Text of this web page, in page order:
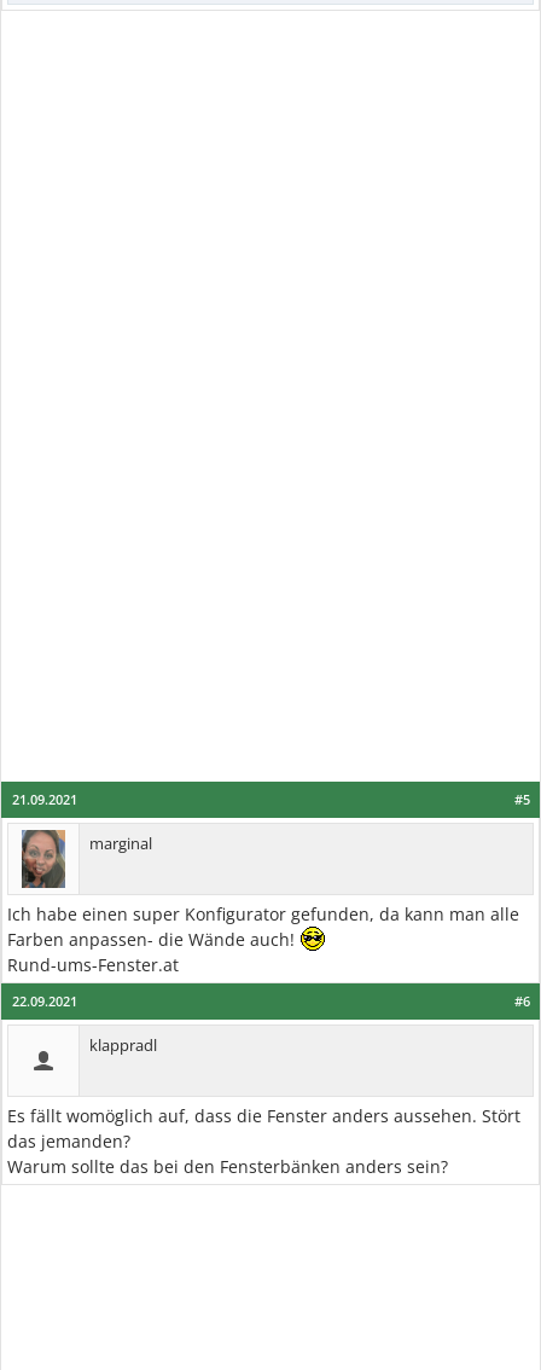
#5
21.09.2021
marginal
Ich habe einen super Konfigurator gefunden, da kann man alle
Farben anpassen- die Wände auch!
Rund-ums-Fenster.at
#6
22.09.2021
klappradl
Es fällt womöglich auf, dass die Fenster anders aussehen. Stört
das jemanden?
Warum sollte das bei den Fensterbänken anders sein?